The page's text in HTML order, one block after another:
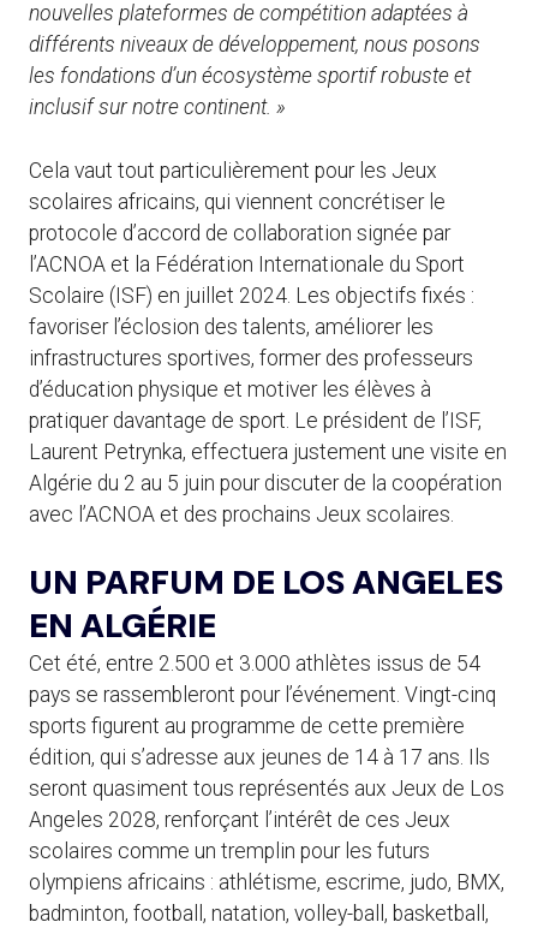
nouvelles plateformes de compétition adaptées à
différents niveaux de développement, nous posons
les fondations d’un écosystème sportif robuste et
inclusif sur notre continent. »
Cela vaut tout particulièrement pour les Jeux
scolaires africains, qui viennent concrétiser le
protocole d’accord de collaboration signée par
l’ACNOA et la Fédération Internationale du Sport
Scolaire (ISF) en juillet 2024. Les objectifs fixés :
favoriser l’éclosion des talents, améliorer les
infrastructures sportives, former des professeurs
d’éducation physique et motiver les élèves à
pratiquer davantage de sport. Le président de l’ISF,
Laurent Petrynka, effectuera justement une visite en
Algérie du 2 au 5 juin pour discuter de la coopération
avec l’ACNOA et des prochains Jeux scolaires.
UN PARFUM DE LOS ANGELES
EN ALGÉRIE
Cet été, entre 2.500 et 3.000 athlètes issus de 54
pays se rassembleront pour l’événement. Vingt-cinq
sports figurent au programme de cette première
édition, qui s’adresse aux jeunes de 14 à 17 ans. Ils
seront quasiment tous représentés aux Jeux de Los
Angeles 2028, renforçant l’intérêt de ces Jeux
scolaires comme un tremplin pour les futurs
olympiens africains : athlétisme, escrime, judo, BMX,
badminton, football, natation, volley-ball, basketball,